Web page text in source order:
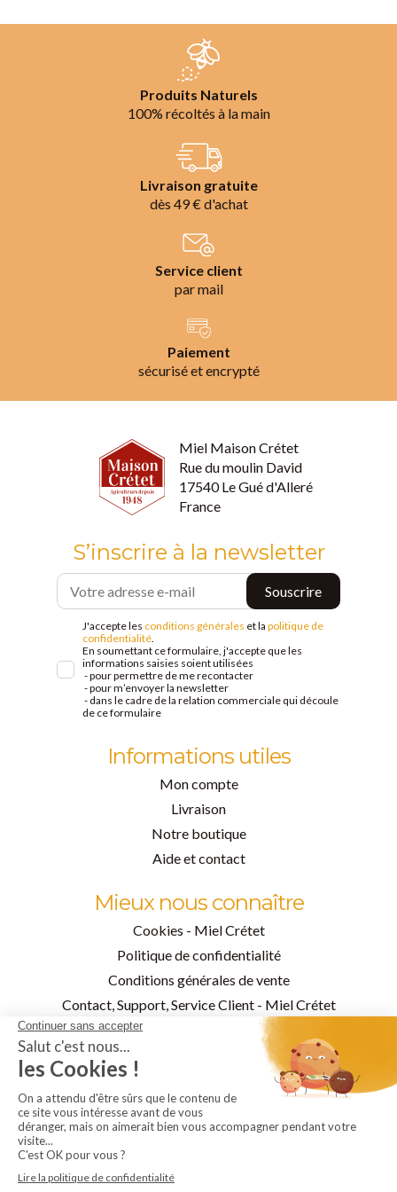
Ajouter au panier
Produits Naturels
100% récoltés à la main
Livraison gratuite
dès 49 € d'achat
Service client
par mail
Paiement
sécurisé et encrypté
Miel Maison Crétet
Rue du moulin David
17540 Le Gué d'Alleré
France
Informations utiles
Mon compte
Livraison
Notre boutique
Aide et contact
Mieux nous connaître
Cookies - Miel Crétet
Politique de confidentialité
Conditions générales de vente
Contact, Support, Service Client - Miel Crétet
S’inscrire à la newsletter
J'accepte les conditions générales et la politique de
confidentialité.
En soumettant ce formulaire, j'accepte que les
informations saisies soient utilisées
- pour permettre de me recontacter
- pour m’envoyer la newsletter
- dans le cadre de la relation commerciale qui découle
de ce formulaire
Facebook Pinterest
Instagram